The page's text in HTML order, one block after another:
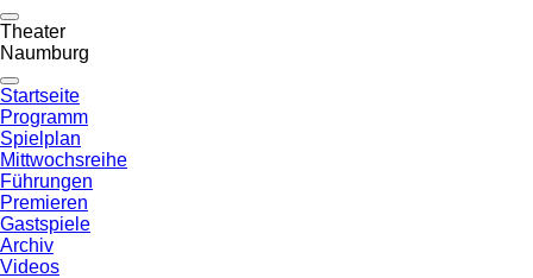
Theater
Naumburg
Startseite
Programm
Spielplan
Mittwochsreihe
Führungen
Premieren
Gastspiele
Archiv
Videos